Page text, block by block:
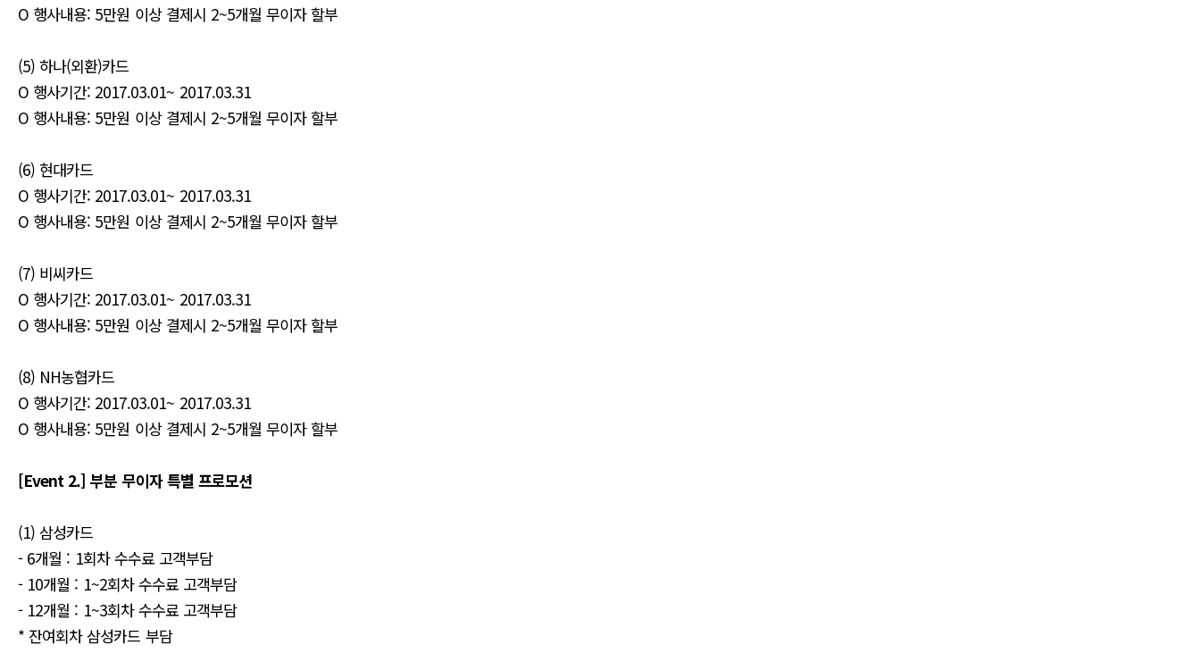
O 행사내용: 5만원 이상 결제시 2~5개월 무이자 할부
(5) 하나(외환)카드
O 행사기간: 2017.03.01~ 2017.03.31
O 행사내용: 5만원 이상 결제시 2~5개월 무이자 할부
(6) 현대카드
O 행사기간: 2017.03.01~ 2017.03.31
O 행사내용: 5만원 이상 결제시 2~5개월 무이자 할부
(7) 비씨카드
O 행사기간: 2017.03.01~ 2017.03.31
O 행사내용: 5만원 이상 결제시 2~5개월 무이자 할부
(8) NH농협카드
O 행사기간: 2017.03.01~ 2017.03.31
O 행사내용: 5만원 이상 결제시 2~5개월 무이자 할부
[Event 2.] 부분 무이자 특별 프로모션
(1) 삼성카드
- 6개월 : 1회차 수수료 고객부담
- 10개월 : 1~2회차 수수료 고객부담
- 12개월 : 1~3회차 수수료 고객부담
* 잔여회차 삼성카드 부담